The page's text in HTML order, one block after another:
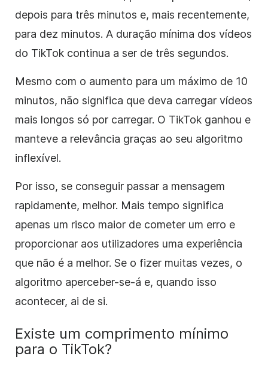
depois para três minutos e, mais recentemente,
para dez minutos. A duração mínima dos vídeos
do TikTok continua a ser de três segundos.
Mesmo com o aumento para um máximo de 10
minutos, não significa que deva carregar vídeos
mais longos só por carregar. O TikTok ganhou e
manteve a relevância graças ao seu algoritmo
inflexível.
Por isso, se conseguir passar a mensagem
rapidamente, melhor. Mais tempo significa
apenas um risco maior de cometer um erro e
proporcionar aos utilizadores uma experiência
que não é a melhor. Se o fizer muitas vezes, o
algoritmo aperceber-se-á e, quando isso
acontecer, ai de si.
Existe um comprimento mínimo
para o TikTok?